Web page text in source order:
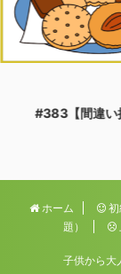
#383【間違い
ホーム 初
題）
子供から大